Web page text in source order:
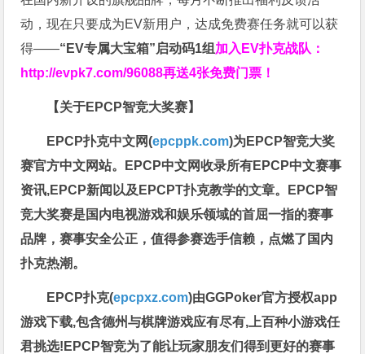
动，现在只要成为EV新用户，达成免费赛任务就可以获
得——“EV专属大宝箱”启动码1组 加入EV扑克战队：
http://evpk7.com/96088再送4张免费门票！
【关于EPCP智竞大奖赛】
EPCP扑克中文网(epcppk.com)为EPCP智竞大奖
赛官方中文网站。EPCP中文网收录所有EPCP中文赛事
资讯,EPCP新闻以及EPCPT扑克教学的文章。EPCP智
竞大奖赛是国内电视游戏和娱乐领域的首屈一指的赛事
品牌，赛事安全公正，值得参赛选手信赖，点燃了国内
扑克热潮。
EPCP扑克(epcpxz.com)由GGPoker官方授权app
游戏下载,包含德州与棋牌游戏应有尽有,上百种小游戏任
君挑选!EPCP智竞为了能让玩家朋友们得到更好的赛事